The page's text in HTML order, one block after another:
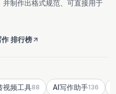
制作出格式规范、可直接用于
排行榜
视频工具88 AI写作助手136